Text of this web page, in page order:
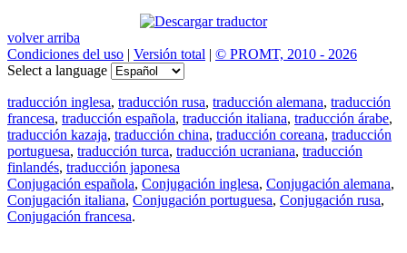
volver arriba
Condiciones del uso | Versión total | © PROMT, 2010 - 2026
Select a language
traducción inglesa, traducción rusa, traducción alemana, traducción
francesa, traducción española, traducción italiana, traducción árabe,
traducción kazaja, traducción china, traducción coreana, traducción
portuguesa, traducción turca, traducción ucraniana, traducción
finlandés, traducción japonesa
Conjugación española, Conjugación inglesa, Conjugación alemana,
Conjugación italiana, Conjugación portuguesa, Conjugación rusa,
Conjugación francesa.